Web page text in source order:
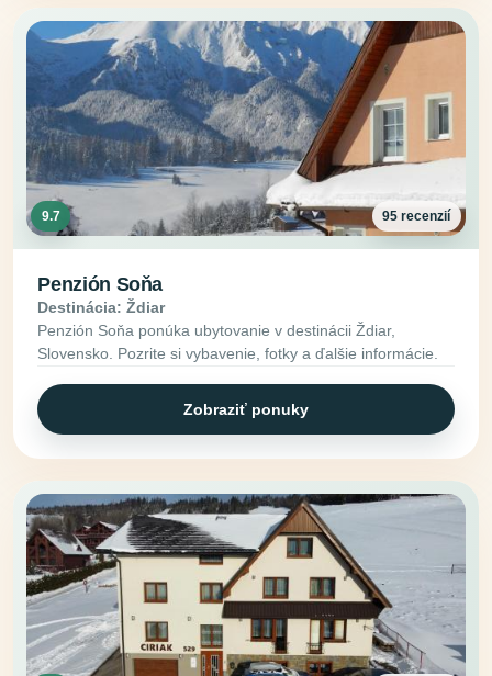
9.7 95 recenzií
Penzión Soňa
Destinácia: Ždiar
Penzión Soňa ponúka ubytovanie v destinácii Ždiar,
Slovensko. Pozrite si vybavenie, fotky a ďalšie informácie.
Zobraziť ponuky